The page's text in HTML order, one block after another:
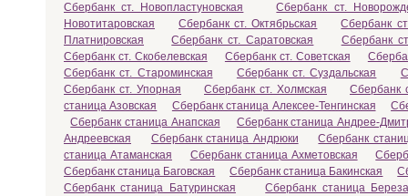
Сбербанк ст. Новопластуновская
Сбербанк ст.
Новотитаровская
Сбербанк ст. Октябрьская
Сбербанк
Платнировская
Сбербанк ст. Саратовская
Сбербанк
Сбербанк ст. Скобелевская
Сбербанк ст. Советская
Сбербанк ст. Староминская
Сбербанк ст. Суздальская
Сбербанк ст. Упорная
Сбербанк ст. Холмская
Сбербанк
станица Азовская
Сбербанк станица Алексее-Тенгинская
Сбербанк станица Анапская
Сбербанк станица Андрее-
Андреевская
Сбербанк станица Андрюки
Сбербанк
станица Атаманская
Сбербанк станица Ахметовская
Сбербанк станица Баговская
Сбербанк станица Бакинская
Сбербанк станица Батуринская
Сбербанк станица